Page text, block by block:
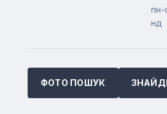
пн-
нд
ФОТО ПОШУК